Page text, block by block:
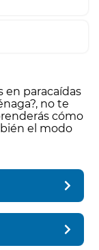
en paracaídas
no te
cómo
el modo